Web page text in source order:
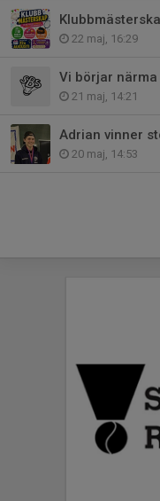
22 maj, 16:29
Vi börjar
21 maj, 14:21
Adrian vinner
20 maj, 14:53